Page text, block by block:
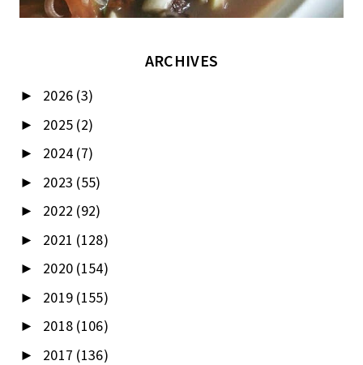
ARCHIVES
► 2026 (3)
► 2025 (2)
► 2024 (7)
► 2023 (55)
► 2022 (92)
► 2021 (128)
► 2020 (154)
► 2019 (155)
► 2018 (106)
► 2017 (136)